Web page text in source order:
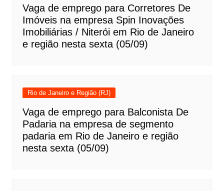
Vaga de emprego para Corretores De
Imóveis na empresa Spin Inovações
Imobiliárias / Niterói em Rio de Janeiro
e região nesta sexta (05/09)
Rio de Janeiro e Região (RJ)
Vaga de emprego para Balconista De
Padaria na empresa de segmento
padaria em Rio de Janeiro e região
nesta sexta (05/09)